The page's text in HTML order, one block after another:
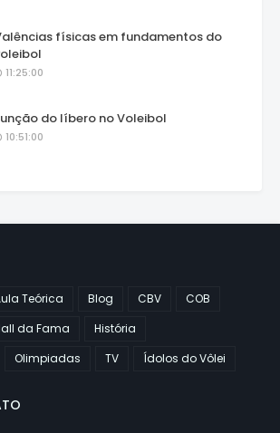
físicas em fundamentos do
11:25:00
do líbero no Voleibol
10:51:00
Teórica Blog CBV
COB
da Fama
História
Olimpiadas TV Ídolos do Vôlei